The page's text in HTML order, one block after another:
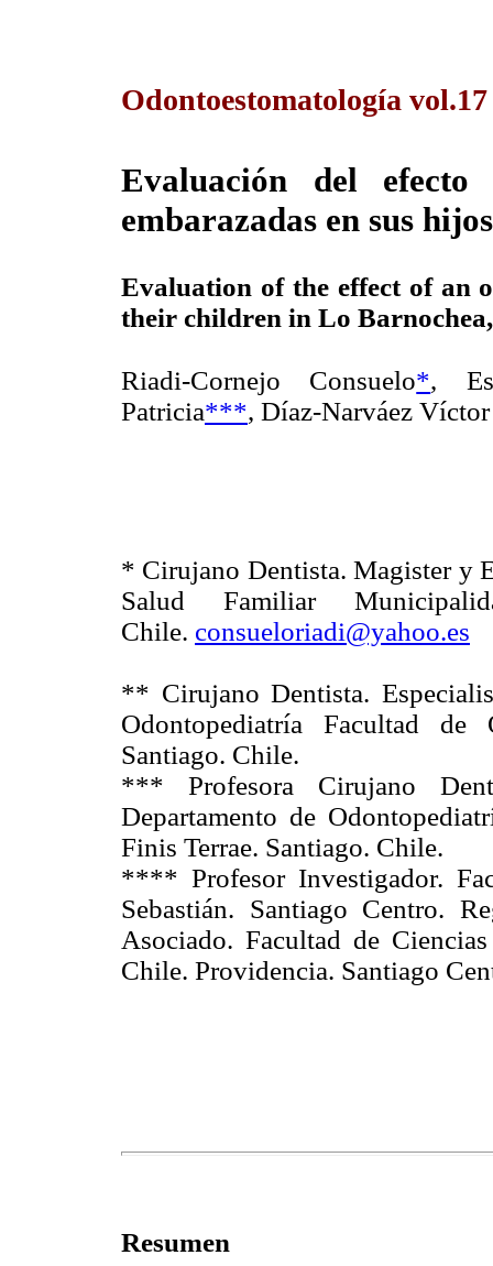
Odontoestomatología
Evaluación del
embarazadas en sus
Evaluation of the effect of an
their children in Lo
Riadi-Cornejo Consuelo*,
Patricia***, Díaz-Narváez
* Cirujano Dentista. Magister y
Salud Familiar
Chile. consueloriadi@yahoo.es
** Cirujano Dentista.
Odontopediatría Facultad de
Santiago. Chile.
*** Profesora Cirujano
Departamento de
Finis Terrae. Santiago. Chile.
**** Profesor Investigador.
Sebastián. Santiago Centro.
Asociado. Facultad de
Chile. Providencia. Santiago
Resumen